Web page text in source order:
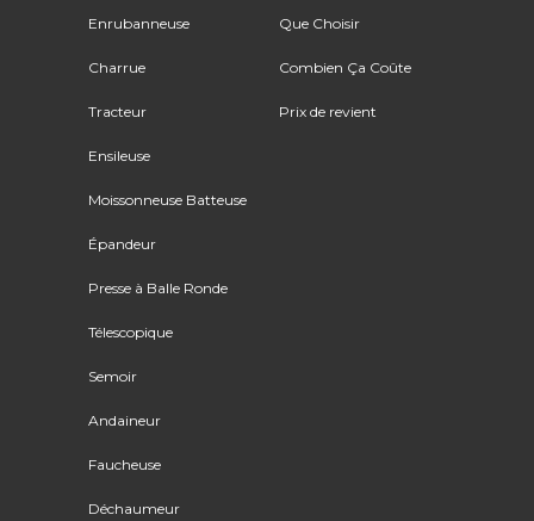
Enrubanneuse
Charrue
Tracteur
Ensileuse
Moissonneuse Batteuse
Épandeur
Presse à Balle Ronde
Télescopique
Semoir
Andaineur
Faucheuse
Déchaumeur
Que Choisir
Combien Ça Coûte
Prix de revient